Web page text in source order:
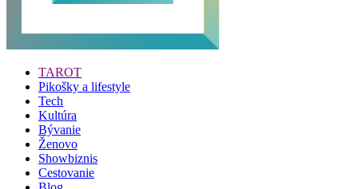
TAROT
Pikošky a lifestyle
Tech
Kultúra
Bývanie
Ženovo
Showbiznis
Cestovanie